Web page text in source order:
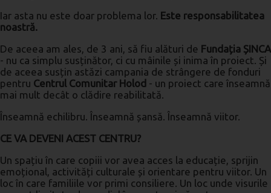
Iar asta nu este doar problema lor. Este responsabilitatea
noastră.
De aceea am ales, de 3 ani, să fiu alături de Fundația ȘINCA
- nu ca simplu susținător, ci cu mâinile și inima în proiect. Și
de aceea susțin astăzi campania de strângere de fonduri
pentru Centrul Comunitar Holod - un proiect care înseamnă
mai mult decât o clădire reabilitată.
Înseamnă echilibru. Înseamnă șansă. Înseamnă viitor.
CE VA DEVENI ACEST CENTRU?
Un spațiu în care copiii vor avea acces la educație, sprijin
emoțional, activități culturale și orientare pentru viitor. Un
loc în care familiile vor primi consiliere. Un loc unde visurile